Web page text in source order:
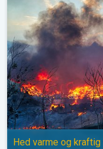
Hed varme og kraftig